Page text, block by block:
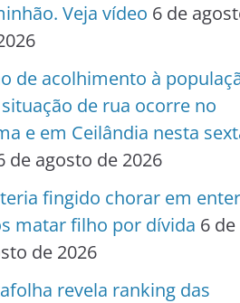
Veja vídeo 6 de
de acolhimento à
de rua ocorre no
e em Ceilândia nesta
de agosto de 2026
fingido chorar em
matar filho por dívida 6 de
de 2026
revela ranking das